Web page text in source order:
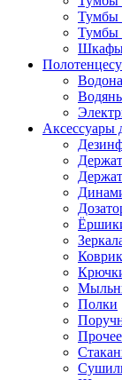
Тумбы
Тумбы
Аксессуары
Полки
Прочее